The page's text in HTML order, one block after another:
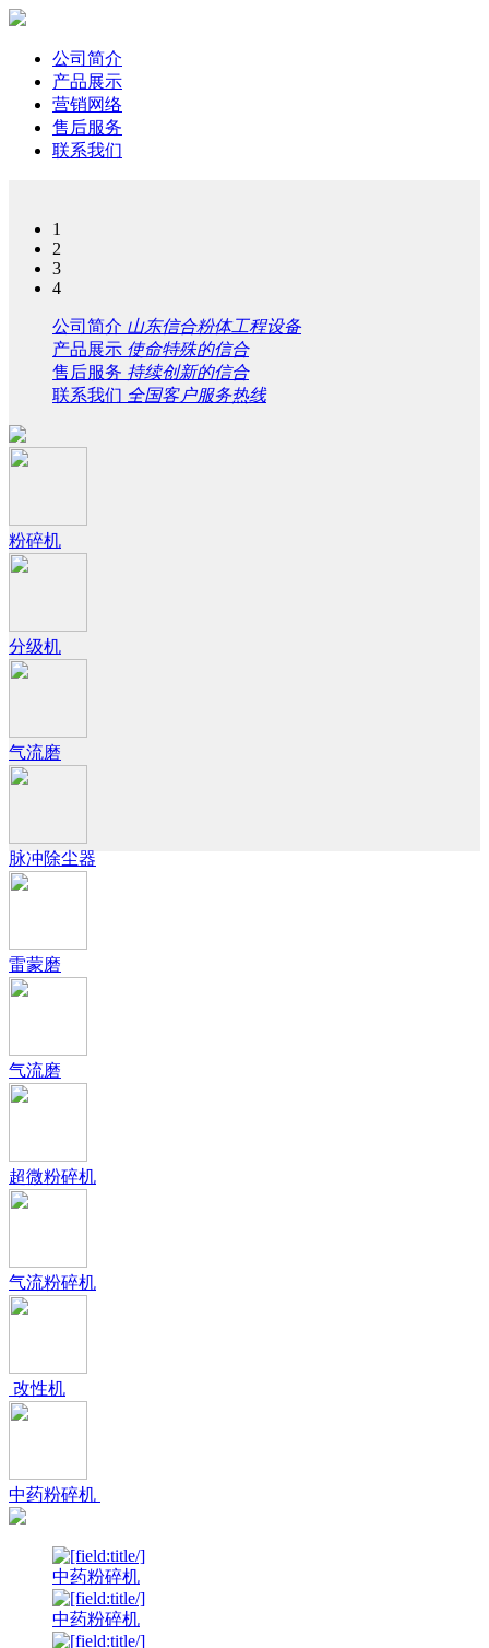
公司简介
产品展示
营销网络
售后服务
联系我们
1
2
3
4
公司简介 山东信合粉体工程设备
产品展示 使命特殊的信合
售后服务 持续创新的信合
联系我们 全国客户服务热线
粉碎机
分级机
气流磨
脉冲除尘器
雷蒙磨
气流磨
超微粉碎机
气流粉碎机
改性机
中药粉碎机
中药粉碎机
中药粉碎机